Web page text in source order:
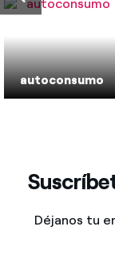
autoconsumo
Déjanos tu